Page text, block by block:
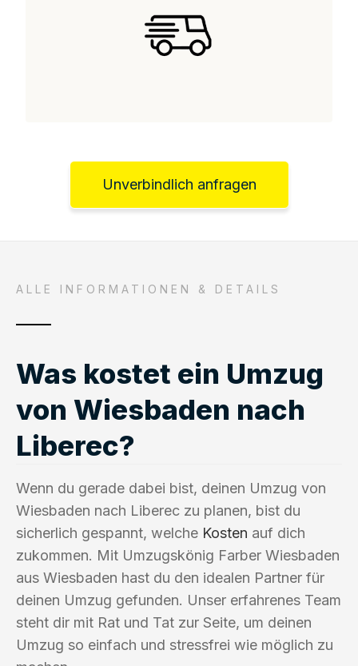
Unverbindlich anfragen
ALLE INFORMATIONEN & DETAILS
Was kostet ein Umzug
von Wiesbaden nach
Liberec?
Wenn du gerade dabei bist, deinen Umzug von
Wiesbaden nach Liberec zu planen, bist du
sicherlich gespannt, welche Kosten auf dich
zukommen. Mit Umzugskönig Farber Wiesbaden
aus Wiesbaden hast du den idealen Partner für
deinen Umzug gefunden. Unser erfahrenes Team
steht dir mit Rat und Tat zur Seite, um deinen
Umzug so einfach und stressfrei wie möglich zu